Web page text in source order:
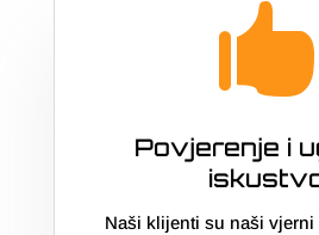

Povjerenje i
Naši klijenti su naši